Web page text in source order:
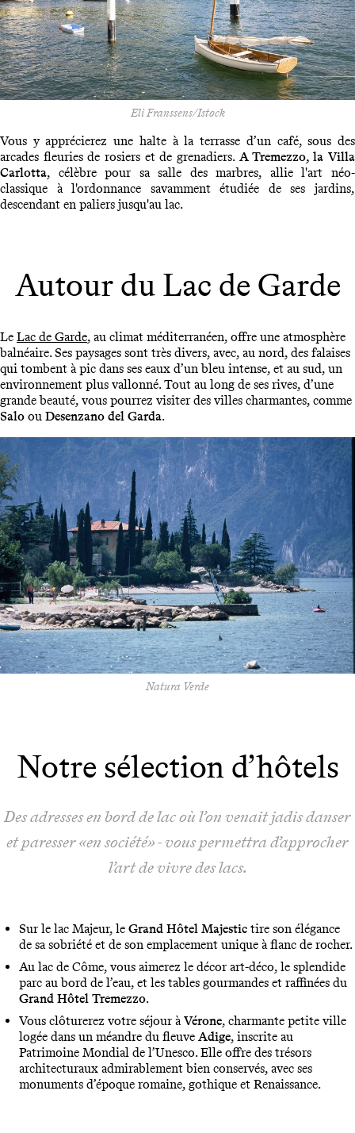
Eli Franssens/Istock
Vous y apprécierez une halte à la terrasse d’un café, sous des
arcades fleuries de rosiers et de grenadiers. A Tremezzo, la Villa
Carlotta, célèbre pour sa salle des marbres, allie l'art néo-
classique à l'ordonnance savamment étudiée de ses jardins,
descendant en paliers jusqu'au lac.
Autour du Lac de Garde
Le Lac de Garde, au climat méditerranéen, offre une atmosphère
balnéaire. Ses paysages sont très divers, avec, au nord, des falaises
qui tombent à pic dans ses eaux d’un bleu intense, et au sud, un
environnement plus vallonné. Tout au long de ses rives, d’une
grande beauté, vous pourrez visiter des villes charmantes, comme
Salo ou Desenzano del Garda.
Natura Verde
Notre sélection d’hôtels
Des adresses en bord de lac où l’on venait jadis danser
et paresser «en société» - vous permettra d’approcher
l’art de vivre des lacs.
Sur le lac Majeur, le Grand Hôtel Majestic tire son élégance
de sa sobriété et de son emplacement unique à flanc de rocher.
Au lac de Côme, vous aimerez le décor art-déco, le splendide
parc au bord de l’eau, et les tables gourmandes et raffinées du
Grand Hôtel Tremezzo.
Vous clôturerez votre séjour àVérone, charmante petite ville
logée dans un méandre du fleuve Adige, inscrite au
Patrimoine Mondial de l’Unesco. Elle offre des trésors
architecturaux admirablement bien conservés, avec ses
monuments d’époque romaine, gothique et Renaissance.